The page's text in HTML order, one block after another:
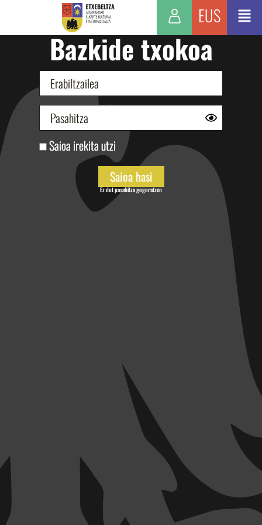
EUS
Bazkide txokoa
Saioa irekita utzi
Ez dut pasahitza gogoratzen